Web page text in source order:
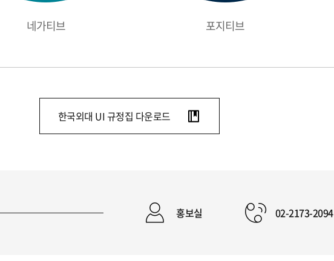
네가티브 포지티브
한국외대 UI 규정집 다운로드
홍보실 02-2173-2094